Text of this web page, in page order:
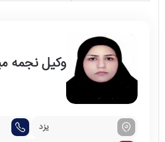
وکیل نجمه
یزد